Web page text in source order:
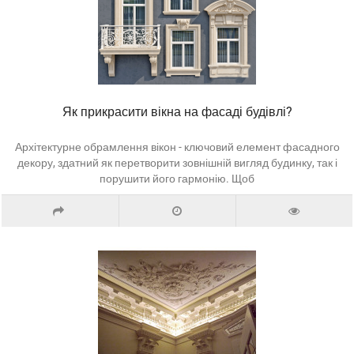
Як прикрасити вікна на фасаді будівлі?
Архітектурне обрамлення вікон - ключовий елемент фасадного
декору, здатний як перетворити зовнішній вигляд будинку, так і
порушити його гармонію. Щоб